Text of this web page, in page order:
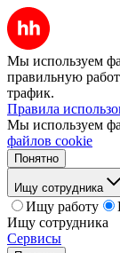
Мы используем
правильную
трафик.
Правила
Мы используем
файлов cookie
Понятно
Ищу сотрудника
Ищу работу
Ищу сотрудника
Сервисы